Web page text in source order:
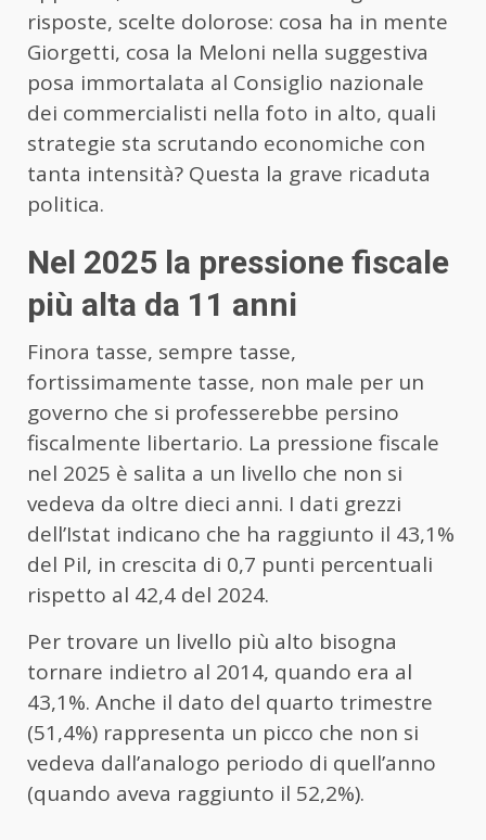
risposte, scelte dolorose: cosa ha in mente
Giorgetti, cosa la Meloni nella suggestiva
posa immortalata al Consiglio nazionale
dei commercialisti nella foto in alto, quali
strategie sta scrutando economiche con
tanta intensità? Questa la grave ricaduta
politica.
Nel 2025 la pressione fiscale
più alta da 11 anni
Finora tasse, sempre tasse,
fortissimamente tasse, non male per un
governo che si professerebbe persino
fiscalmente libertario. La pressione fiscale
nel 2025 è salita a un livello che non si
vedeva da oltre dieci anni. I dati grezzi
dell’Istat indicano che ha raggiunto il 43,1%
del Pil, in crescita di 0,7 punti percentuali
rispetto al 42,4 del 2024.
Per trovare un livello più alto bisogna
tornare indietro al 2014, quando era al
43,1%. Anche il dato del quarto trimestre
(51,4%) rappresenta un picco che non si
vedeva dall’analogo periodo di quell’anno
(quando aveva raggiunto il 52,2%).